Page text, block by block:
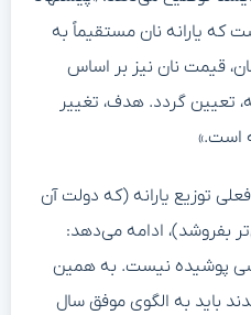
که یارانه نان مستقیماً به
قیمت نان نیز بر اساس
تعیین گردد. هدف، تغییر
است.»
توزیع یارانه (که دولت آن
بفروشد)، ادامه می‌دهد:
پوشیده نیست. به همین
باید به الگوی موفق سال